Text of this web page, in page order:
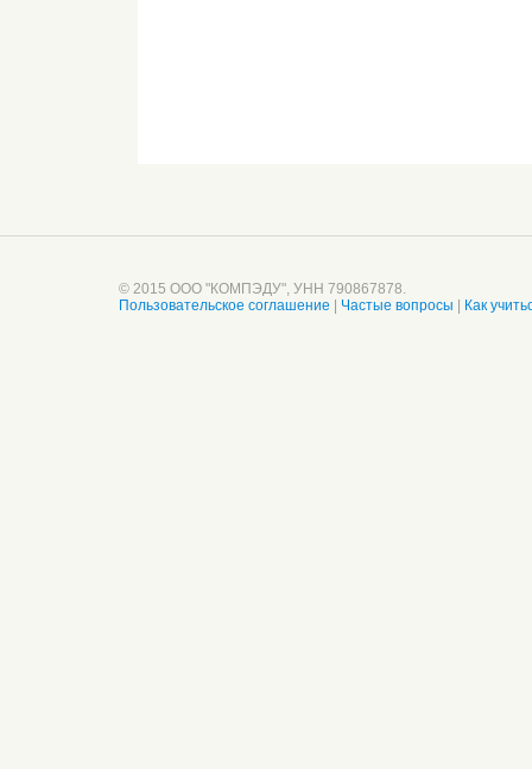
© 2015 ООО "КОМПЭДУ", УНН 790867878.
Пользовательское соглашение
Частые вопросы Как